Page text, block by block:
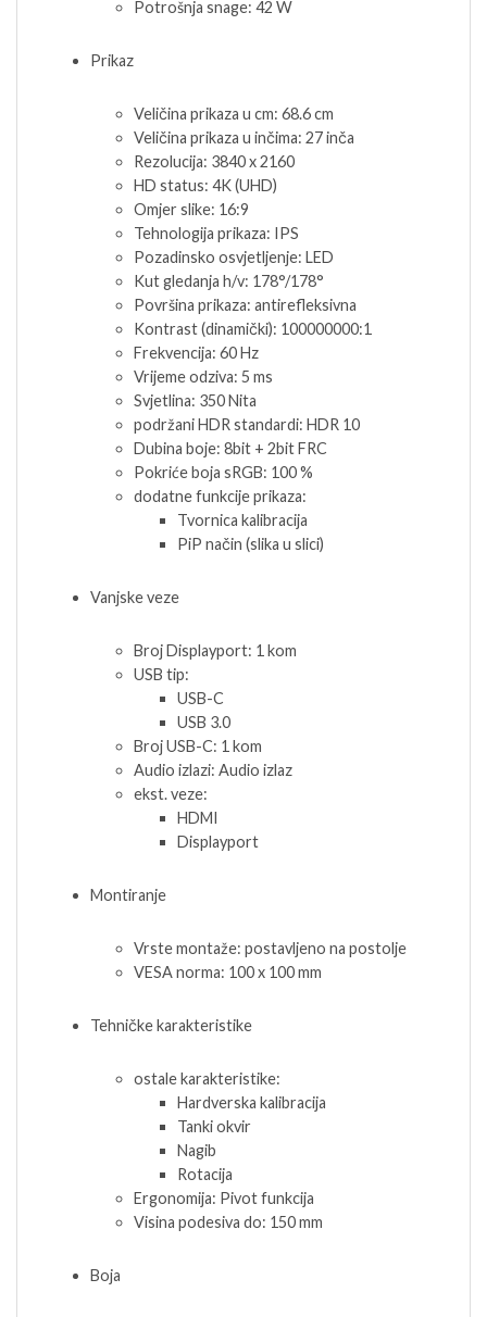
Potrošnja snage: 42 W
Prikaz
Veličina prikaza u cm: 68.6 cm
Veličina prikaza u inčima: 27 inča
Rezolucija: 3840 x 2160
HD status: 4K (UHD)
Omjer slike: 16:9
Tehnologija prikaza: IPS
Pozadinsko osvjetljenje: LED
Kut gledanja h/v: 178°/178°
Površina prikaza: antirefleksivna
Kontrast (dinamički): 100000000:1
Frekvencija: 60 Hz
Vrijeme odziva: 5 ms
Svjetlina: 350 Nita
podržani HDR standardi: HDR 10
Dubina boje: 8bit + 2bit FRC
Pokriće boja sRGB: 100 %
dodatne funkcije prikaza:
Tvornica kalibracija
PiP način (slika u slici)
Vanjske veze
Broj Displayport: 1 kom
USB tip:
USB-C
USB 3.0
Broj USB-C: 1 kom
Audio izlazi: Audio izlaz
ekst. veze:
HDMI
Displayport
Montiranje
Vrste montaže: postavljeno na postolje
VESA norma: 100 x 100 mm
Tehničke karakteristike
ostale karakteristike:
Hardverska kalibracija
Tanki okvir
Nagib
Rotacija
Ergonomija: Pivot funkcija
Visina podesiva do: 150 mm
Boja